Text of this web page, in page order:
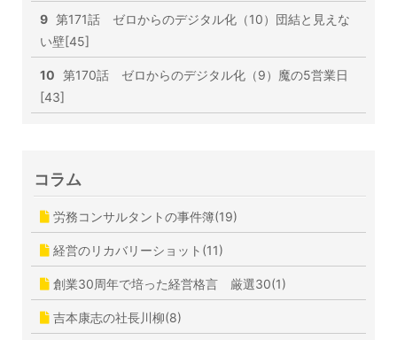
9 第171話 ゼロからのデジタル化（10）団結と見えな
い壁[45]
10 第170話 ゼロからのデジタル化（9）魔の5営業日
[43]
コラム
労務コンサルタントの事件簿(19)
経営のリカバリーショット(11)
創業30周年で培った経営格言 厳選30(1)
吉本康志の社長川柳(8)